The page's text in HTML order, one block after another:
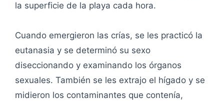
la superficie de la playa cada hora.
Cuando emergieron las crías, se les practicó la
eutanasia y se determinó su sexo
diseccionando y examinando los órganos
sexuales. También se les extrajo el hígado y se
midieron los contaminantes que contenía,